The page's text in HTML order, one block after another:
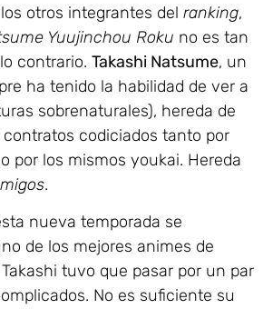
otros integrantes del ranking,
Yuujinchou Roku no es tan
contrario. Takashi Natsume, un
ha tenido la habilidad de ver a
sobrenaturales), hereda de
codiciados tanto por
por los mismos youkai. Hereda
.
nueva temporada se
de los mejores animes de
Takashi tuvo que pasar por un par
No es suficiente su